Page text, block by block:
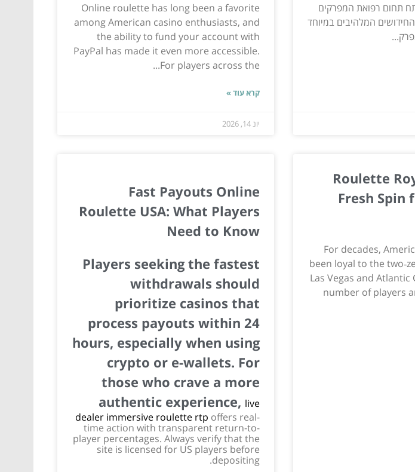
תחום רפואת המפרקים
המלהיבים במיוחד
Online roulette has long been a favorite
among American casino enthusiasts, and
the ability to fund your account with
PayPal has made it even more accessible.
For players across the...
קרא עוד »
יונ 14, 2026
Roulette
Fresh Spin
For decades,
been loyal to the
Las Vegas and Atlantic
number of players
Fast Payouts Online
Roulette USA: What Players
Need to Know
Players seeking the fastest
withdrawals should
prioritize casinos that
process payouts within 24
hours, especially when using
crypto or e-wallets. For
those who crave a more
authentic experience, live
dealer immersive roulette rtp offers real-
time action with transparent return-to-
player percentages. Always verify that the
site is licensed for US players before
depositing.